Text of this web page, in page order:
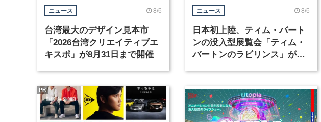
ニュース 8/6
台湾最大のデザイン見本市
「2026台湾クリエイティブエ
キスポ」が8月31日まで開催
ニュース 8/6
日本初上陸、ティム・バート
ンの没入型展覧会「ティム・
バートンのラビリンス」が東
PR